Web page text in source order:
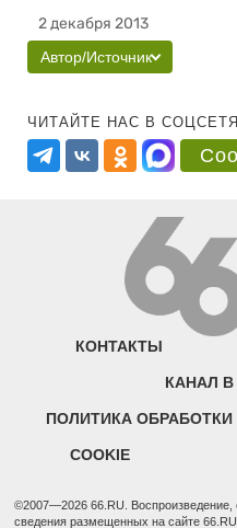
2 декабря 2013
Автор/Источник
ЧИТАЙТЕ НАС В
КОНТАКТЫ
КАНАЛ В
ПОЛИТИКА
COOKIE
©2007—2026 66.RU.
сведения размещенных на сайте